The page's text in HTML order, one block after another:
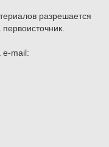
разрешается
e-mail: